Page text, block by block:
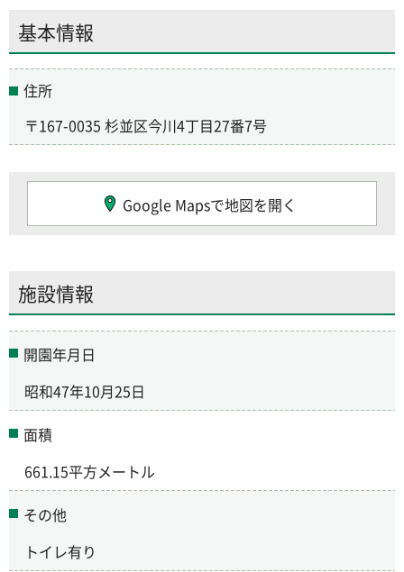
基本情報
住所
〒167-0035 杉並区今川4丁目27番7号
Google Mapsで地図を開く
施設情報
開園年月日
昭和47年10月25日
面積
661.15平方メートル
その他
トイレ有り